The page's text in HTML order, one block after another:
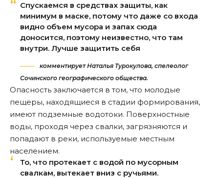
Спускаемся в средствах защиты, как
минимум в маске, потому что даже со входа
видно объем мусора и запах сюда
доносится, поэтому неизвестно, что там
внутри. Лучше защитить себя
комментирует Наталья Турокулова, спелеолог
Сочинского географического общества.
Опасность заключается в том, что молодые
пещеры, находящиеся в стадии формирования,
имеют подземные водотоки. Поверхностные
воды, проходя через свалки, загрязняются и
попадают в реки, используемые местным
населением.
То, что протекает с водой по мусорным
свалкам, вытекает вниз с ручьями.